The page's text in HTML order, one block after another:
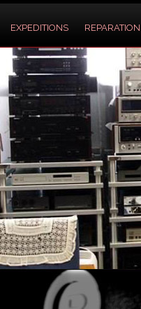
EXPEDITIONS